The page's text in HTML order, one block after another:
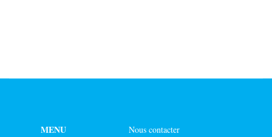
MENU
Nous contacter